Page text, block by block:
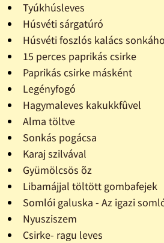
Tyúkhúsleves
Húsvéti sárgatúró
Húsvéti foszlós kalács
15 perces paprikás csirke
Paprikás csirke másként
Legényfogó
Hagymaleves kakukkfûvel
Alma töltve
Sonkás pogácsa
Karaj szilvával
Gyümölcsös õz
Libamájjal töltött gombafejek
Somlói galuska - Az igazi
Nyusziszem
Csirke- ragu leves